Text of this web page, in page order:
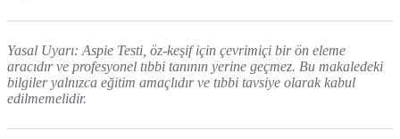
Yasal Uyarı: Aspie Testi, öz-keşif için çevrimiçi bir ön eleme
aracıdır ve profesyonel tıbbi tanının yerine geçmez. Bu makaledeki
bilgiler yalnızca eğitim amaçlıdır ve tıbbi tavsiye olarak kabul
edilmemelidir.